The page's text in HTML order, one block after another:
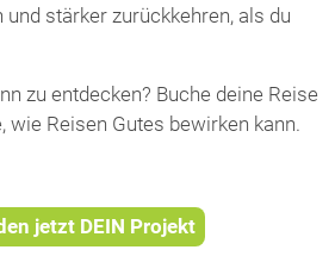
stärker zurückkehren, als du
zu entdecken? Buche deine Reise
wie Reisen Gutes bewirken kann.
jetzt DEIN Projekt